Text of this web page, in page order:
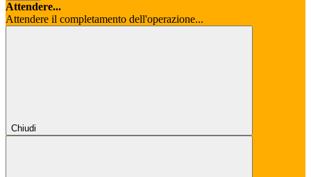
Attendere...
Attendere il completamento dell'operazione...
Chiudi